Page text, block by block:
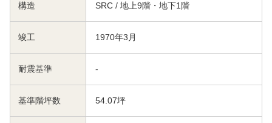
構造 SRC / 地上9階・地下1階
竣工 1970年3月
耐震基準 -
基準階坪数 54.07坪